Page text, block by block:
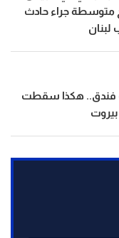
متوسطة جراء حادث
لبنان
فندق.. هكذا سقطت